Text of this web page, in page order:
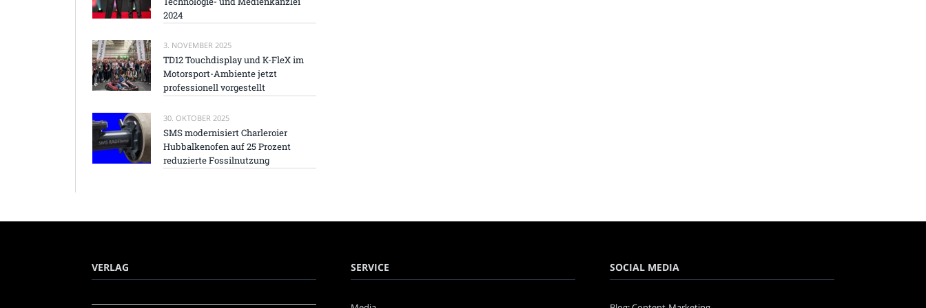
2024
3. NOVEMBER 2025
TD12 Touchdisplay und K-FleX im
Motorsport-Ambiente jetzt
professionell vorgestellt
30. OKTOBER 2025
SMS modernisiert Charleroier
Hubbalkenofen auf 25 Prozent
reduzierte Fossilnutzung
VERLAG SERVICE SOCIAL MEDIA